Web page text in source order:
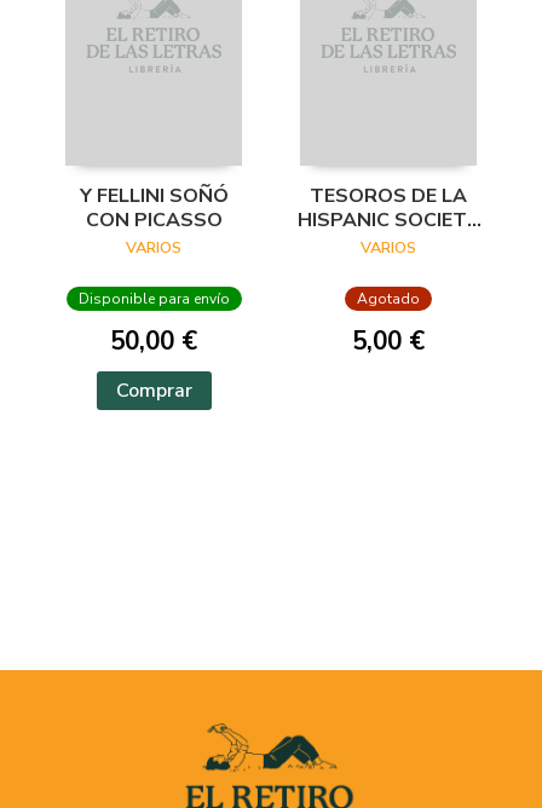
Y FELLINI SOÑÓ
CON PICASSO
VARIOS
Disponible para envío
50,00 €
Comprar
TESOROS DE LA
HISPANIC SOCIETY
OF AMERICA.
MUNDO HISPÁNICO
VARIOS
Agotado
5,00 €